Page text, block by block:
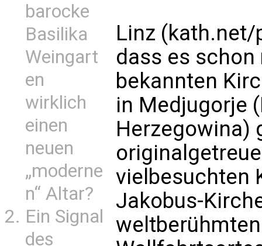
barocke
Basilika
Weingart
en
wirklich
einen
neuen
„moderne
n“ Altar?
Ein Signal
des
Linz (kath.net/
dass es
bekannten
in Medjugorje
Herzegowina)
vielbesuchten
Jakobus-